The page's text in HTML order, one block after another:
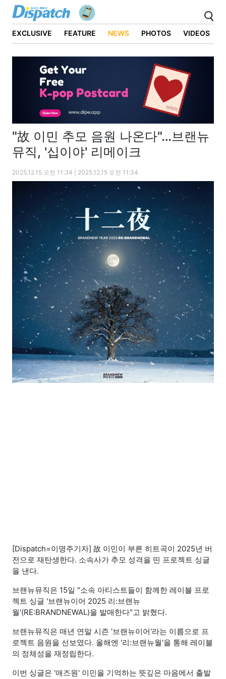
EXCLUSIVE FEATURE NEWS PHOTOS VIDEOS
"故 이민 추모 음원 나온다"…브랜뉴
뮤직, '십이야' 리메이크
2025.12.15 오전 11:34 | 2025.12.15 오전 11:34
[Dispatch=이명주기자] 故 이민이 부른 히트곡이 2025년 버
전으로 재탄생한다. 소속사가 추모 성격을 띤 프로젝트 싱글
을 낸다.
브랜뉴뮤직은 15일 "소속 아티스트들이 함께한 레이블 프로
젝트 싱글 '브랜뉴이어 2025 리:브랜뉴
월'(RE:BRANDNEWAL)을 발매한다"고 밝혔다.
브랜뉴뮤직은 매년 연말 시즌 '브랜뉴이어'라는 이름으로 프
로젝트 음원을 선보였다. 올해엔 '리:브랜뉴월'을 통해 레이블
의 정체성을 재정립한다.
이번 싱글은 '애즈원' 이민을 기억하는 뜻깊은 마음에서 출발